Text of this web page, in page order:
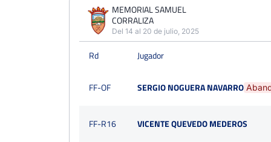
PERDIDOSPARTIDOS
11
PERDIDOS JUEGOS GANADOS
MEMORIAL SAMUEL
CORRALIZA
Del 14 al 20 de julio, 2025
Rd Jugador
FF-OF SERGIO NOGUERA NAVARRO
FF-R16 VICENTE QUEVEDO MEDEROS